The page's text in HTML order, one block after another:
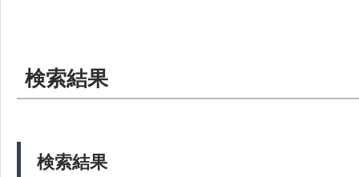
検索結果
検索結果